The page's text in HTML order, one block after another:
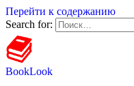
Перейти к содержанию
Search for:
BookLook